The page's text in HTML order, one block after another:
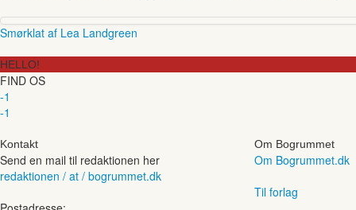
Smørklat af Lea Landgreen
HELLO!
FIND OS
-1
-1
Kontakt
Send en mail til redaktionen her
redaktionen / at / bogrummet.dk
Om Bogrummet
Om Bogrummet.dk
Til forlag